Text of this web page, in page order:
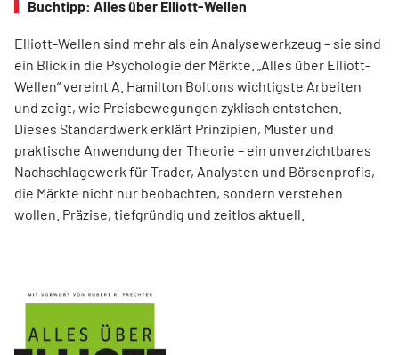
Buchtipp: Alles über Elliott-Wellen
Elliott-Wellen sind mehr als ein Analysewerkzeug – sie sind
ein Blick in die Psychologie der Märkte. „Alles über Elliott-
Wellen“ vereint A. Hamilton Boltons wichtigste Arbeiten
und zeigt, wie Preisbewegungen zyklisch entstehen.
Dieses Standardwerk erklärt Prinzipien, Muster und
praktische Anwendung der Theorie – ein unverzichtbares
Nachschlagewerk für Trader, Analysten und Börsenprofis,
die Märkte nicht nur beobachten, sondern verstehen
wollen. Präzise, tiefgründig und zeitlos aktuell.